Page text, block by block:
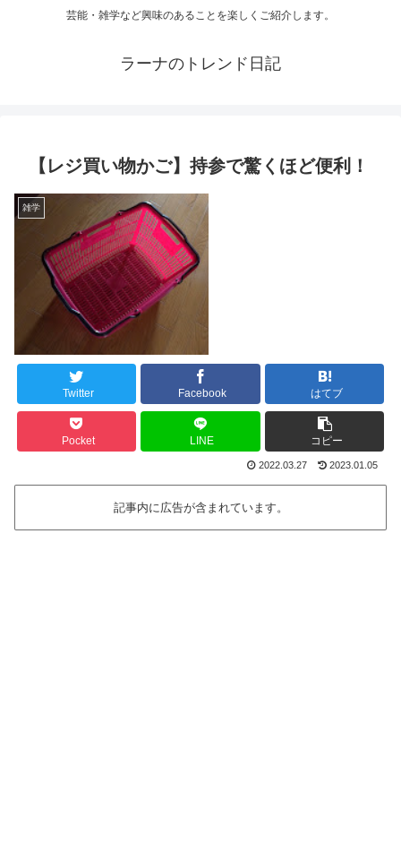
芸能・雑学など興味のあることを楽しくご紹介します。
ラーナのトレンド日記
【レジ買い物かご】持参で驚くほど便利！
雑学
Twitter Facebook はてブ
Pocket LINE コピー
2022.03.27 2023.01.05
記事内に広告が含まれています。